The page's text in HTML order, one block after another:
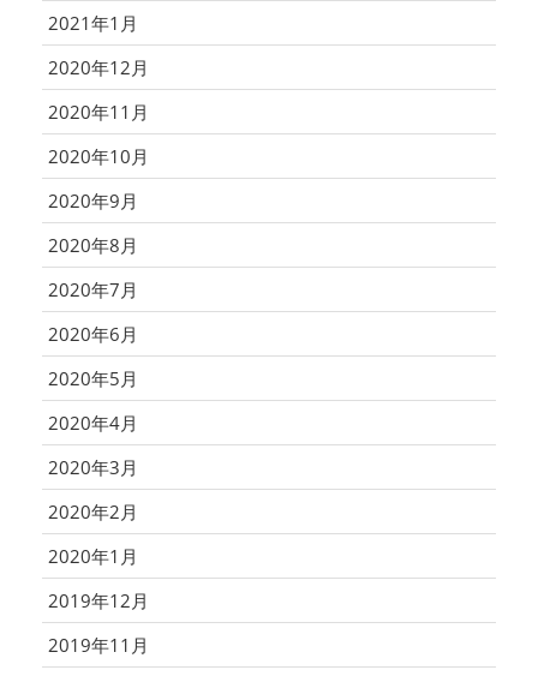
2021年1月
2020年12月
2020年11月
2020年10月
2020年9月
2020年8月
2020年7月
2020年6月
2020年5月
2020年4月
2020年3月
2020年2月
2020年1月
2019年12月
2019年11月